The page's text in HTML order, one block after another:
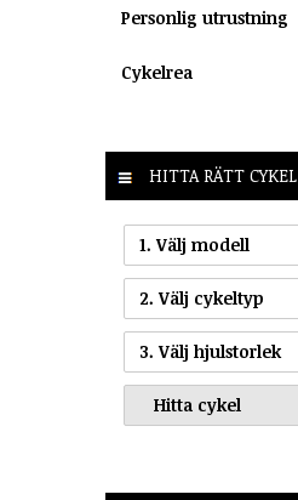
Personlig utrustning
Cykelrea
HITTA RÄTT CYKEL
1. Välj modell
2. Välj cykeltyp
3. Välj hjulstorlek